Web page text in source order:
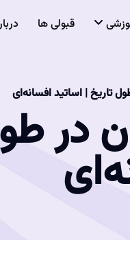
قبولی ها
تاریخ | اساتید افسانه‌ای
در